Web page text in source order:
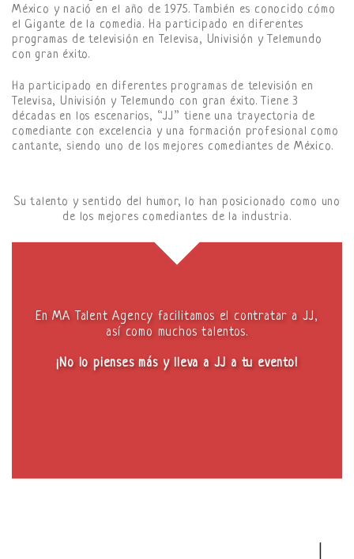
México y nació en el año de 1975. También es conocido cómo
el Gigante de la comedia. Ha participado en diferentes
programas de televisión en Televisa, Univisión y Telemundo
con gran éxito.
Ha participado en diferentes programas de televisión en
Televisa, Univisión y Telemundo con gran éxito. Tiene 3
décadas en los escenarios, “JJ” tiene una trayectoria de
comediante con excelencia y una formación profesional como
cantante, siendo uno de los mejores comediantes de México.
Su talento y sentido del humor, lo han posicionado como uno
de los mejores comediantes de la industria.
En MA Talent Agency facilitamos el contratar a JJ,
así como muchos talentos.
¡No lo pienses más y lleva a JJ a tu evento!